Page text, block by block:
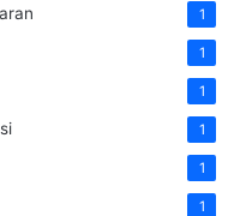
1
1
1
1
1
1